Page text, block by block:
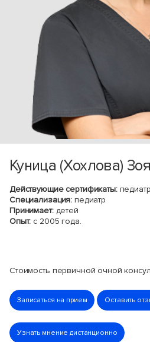
Куница (Хохлова)
Действующие сертификаты: педиатр
Специализация: педиатр
Принимает: детей
Опыт: с 2005 года.
Стоимость первичной очной
Записаться на прием Оставить
Узнать мнение дистанционно